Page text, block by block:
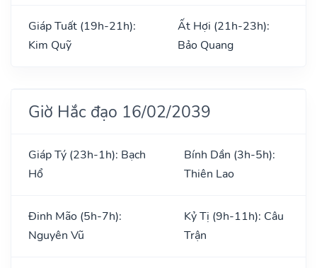
Giáp Tuất (19h-21h):
Kim Quỹ
Ất Hợi (21h-23h):
Bảo Quang
Giờ Hắc đạo 16/02/2039
Giáp Tý (23h-1h): Bạch
Hổ
Bính Dần (3h-5h):
Thiên Lao
Đinh Mão (5h-7h):
Nguyên Vũ
Kỷ Tị (9h-11h): Câu
Trận